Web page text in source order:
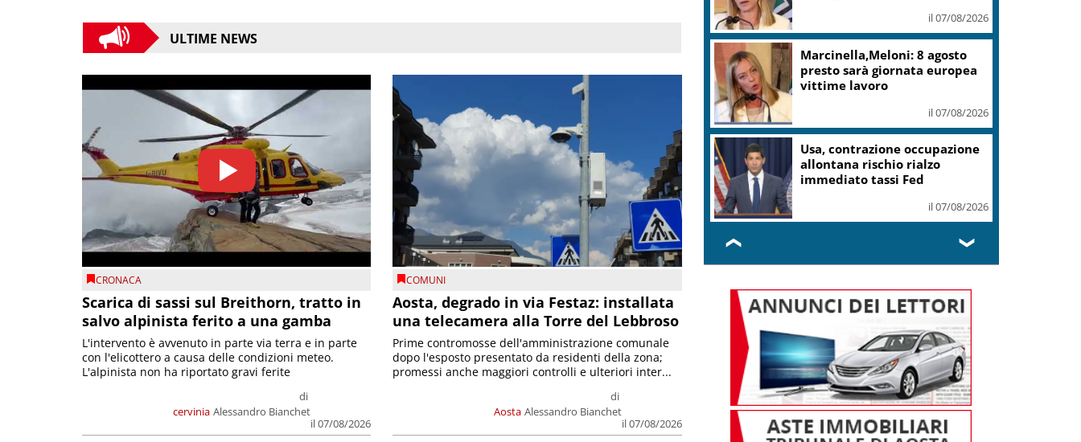
ULTIME NEWS
CRONACA
Scarica di sassi sul Breithorn, tratto in
salvo alpinista ferito a una gamba
cervinia
di
Alessandro Bianchet
il 07/08/2026
L'intervento è avvenuto in parte via terra e in parte
con l'elicottero a causa delle condizioni meteo.
L'alpinista non ha riportato gravi ferite
COMUNI
Aosta, degrado in via Festaz: installata
una telecamera alla Torre del Lebbroso
Aosta
di
Alessandro Bianchet
il 07/08/2026
Prime contromosse dell'amministrazione comunale
dopo l'esposto presentato da residenti della zona;
promessi anche maggiori controlli e ulteriori inter...
il 07/08/2026
Marcinella,Meloni: 8 agosto
presto sarà giornata europea
vittime lavoro
il 07/08/2026
Usa, contrazione occupazione
allontana rischio rialzo
immediato tassi Fed
il 07/08/2026
❮ ❯